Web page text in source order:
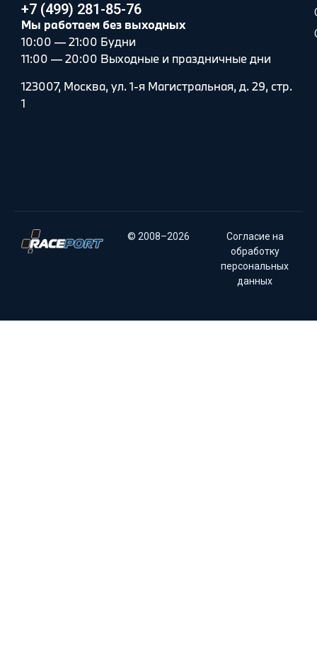
+7 (499) 281-85-76
Мы работаем без выходных
10:00 — 21:00 Будни
11:00 — 20:00 Выходные и праздничные дни
123007, Москва, ул. 1-я Магистральная, д. 29, стр.
1
© 2008–2026
Согласие на
обработку
персональных
данных